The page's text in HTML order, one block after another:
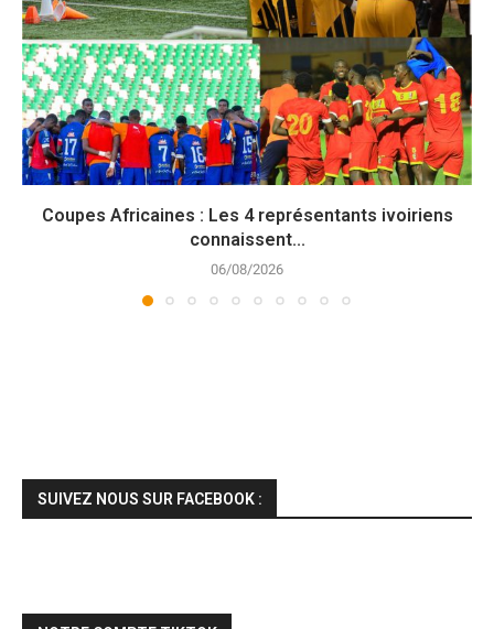
Coupes Africaines : Les 4 représentants ivoiriens
connaissent...
06/08/2026
SUIVEZ NOUS SUR FACEBOOK :